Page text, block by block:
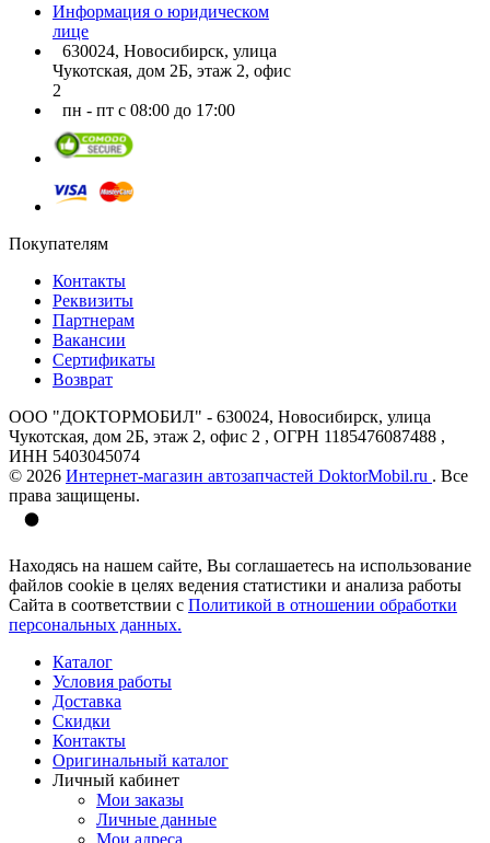
Информация о юридическом
лице
630024, Новосибирск, улица
Чукотская, дом 2Б, этаж 2, офис
2
пн - пт с 08:00 до 17:00
Покупателям
Контакты
Реквизиты
Партнерам
Вакансии
Сертификаты
Возврат
ООО "ДОКТОРМОБИЛ" - 630024, Новосибирск, улица
Чукотская, дом 2Б, этаж 2, офис 2 , ОГРН 1185476087488 ,
ИНН 5403045074
© 2026 Интернет-магазин автозапчастей DoktorMobil.ru . Все
права защищены.
Находясь на нашем сайте, Вы соглашаетесь на использование
файлов cookie в целях ведения статистики и анализа работы
Сайта в соответствии с Политикой в отношении обработки
персональных данных.
Каталог
Условия работы
Доставка
Скидки
Контакты
Оригинальный каталог
Личный кабинет
Мои заказы
Личные данные
Мои адреса